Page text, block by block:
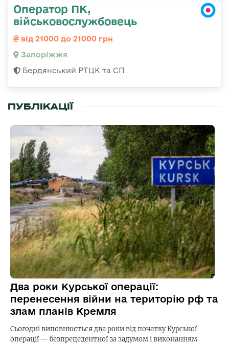
Оператор ПК,
військовослужбовець
від 21000 до 21000 грн
Запоріжжя
Бердянський РТЦК та СП
ПУБЛІКАЦІЇ
Два роки Курської операції:
перенесення війни на територію рф та
злам планів Кремля
Сьогодні виповнюється два роки від початку Курської
операції — безпрецедентної за задумом і виконанням